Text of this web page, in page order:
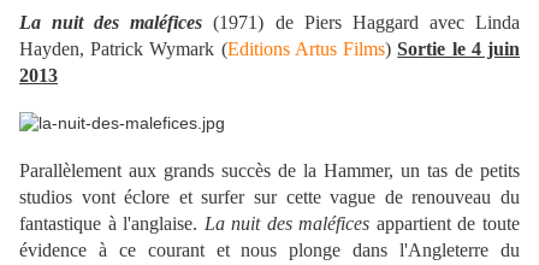
La nuit des maléfices (1971) de Piers Haggard avec Linda
Hayden, Patrick Wymark (Editions Artus Films)Sortie le 4 juin
2013
Parallèlement aux grands succès de la Hammer, un tas de petits
studios vont éclore et surfer sur cette vague de renouveau du
fantastique à l'anglaise. La nuit des maléfices appartient de toute
évidence à ce courant et nous plonge dans l'Angleterre du